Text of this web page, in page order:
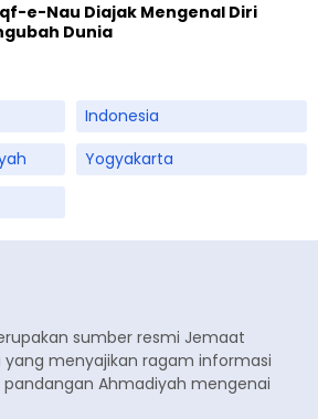
e-Nau Diajak Mengenal Diri
Dunia
Indonesia
Yogyakarta
sumber resmi Jemaat
yang menyajikan ragam informasi
Ahmadiyah mengenai